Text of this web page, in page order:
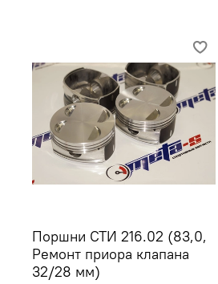
Поршни СТИ 216.02 (83,0,
Ремонт приора клапана
32/28 мм)